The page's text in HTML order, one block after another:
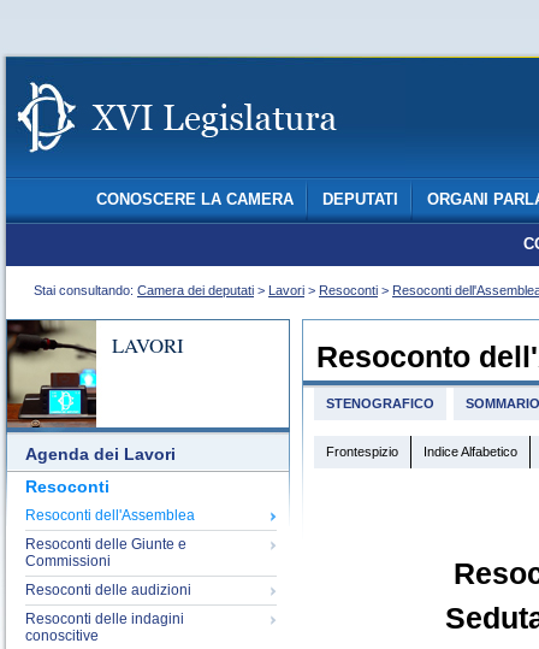
CONOSCERE LA CAMERA DEPUTATI ORGANI
Stai consultando: Camera dei deputati > Lavori > Resoconti > Resoconti
LAVORI
Agenda dei Lavori
Resoconti
Resoconti dell'Assemblea
Resoconti delle Giunte e
Commissioni
Resoconti delle audizioni
Resoconti delle indagini
conoscitive
Resoconto
STENOGRAFICO SOMMARIO
Frontespizio Indice Alfabetico